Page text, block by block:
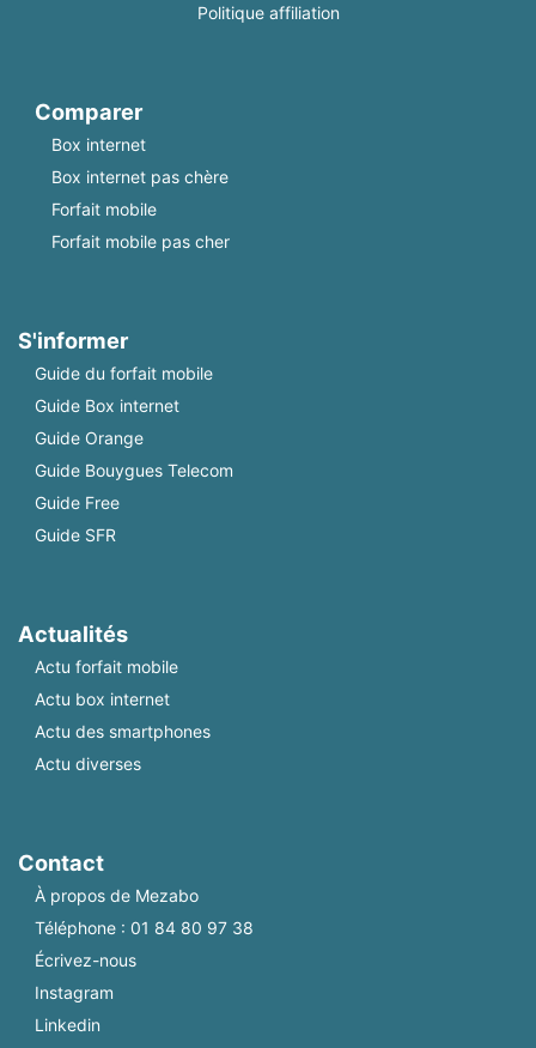
Politique affiliation
Comparer
Box internet
Box internet pas chère
Forfait mobile
Forfait mobile pas cher
S'informer
Guide du forfait mobile
Guide Box internet
Guide Orange
Guide Bouygues Telecom
Guide Free
Guide SFR
Actualités
Actu forfait mobile
Actu box internet
Actu des smartphones
Actu diverses
Contact
À propos de Mezabo
Téléphone : 01 84 80 97 38
Écrivez-nous
Instagram
Linkedin